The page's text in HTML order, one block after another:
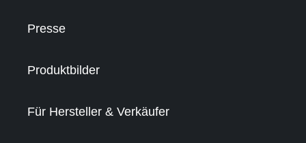
Presse
Produktbilder
Für Hersteller & Verkäufer